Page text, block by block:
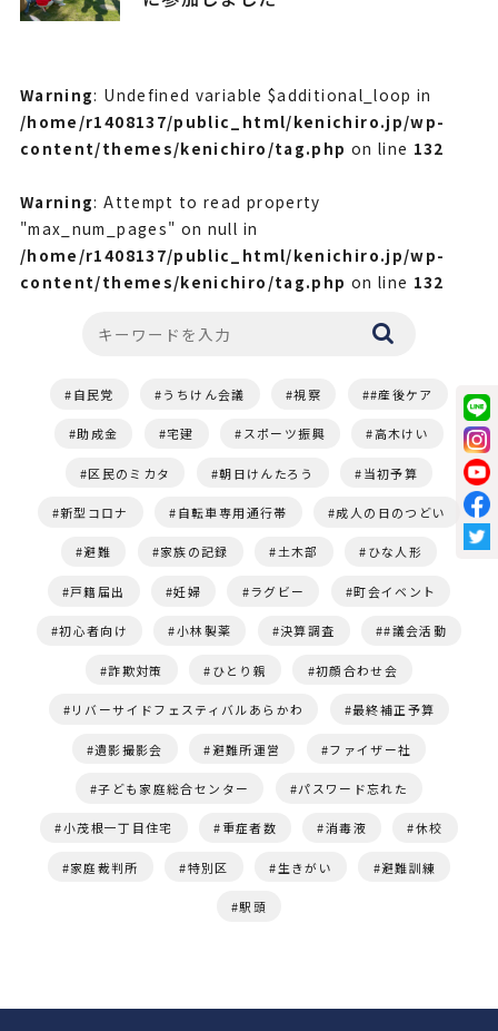
Warning: Undefined variable $additional_loop in
/home/r1408137/public_html/kenichiro.jp/wp-
content/themes/kenichiro/tag.php on line 132
Warning: Attempt to read property
"max_num_pages" on null in
/home/r1408137/public_html/kenichiro.jp/wp-
content/themes/kenichiro/tag.php on line 132
自民党 うちけん会議 視察 #産後ケア
助成金 宅建 スポーツ振興 高木けい
区民のミカタ 朝日けんたろう 当初予算
新型コロナ 自転車専用通行帯 成人の日のつどい
避難 家族の記録 土木部 ひな人形
戸籍届出 妊婦 ラグビー 町会イベント
初心者向け 小林製薬 決算調査 #議会活動
詐欺対策 ひとり親 初顔合わせ会
リバーサイドフェスティバルあらかわ 最終補正予算
遺影撮影会 避難所運営 ファイザー社
子ども家庭総合センター パスワード忘れた
小茂根一丁目住宅 重症者数 消毒液 休校
家庭裁判所 特別区 生きがい 避難訓練
駅頭